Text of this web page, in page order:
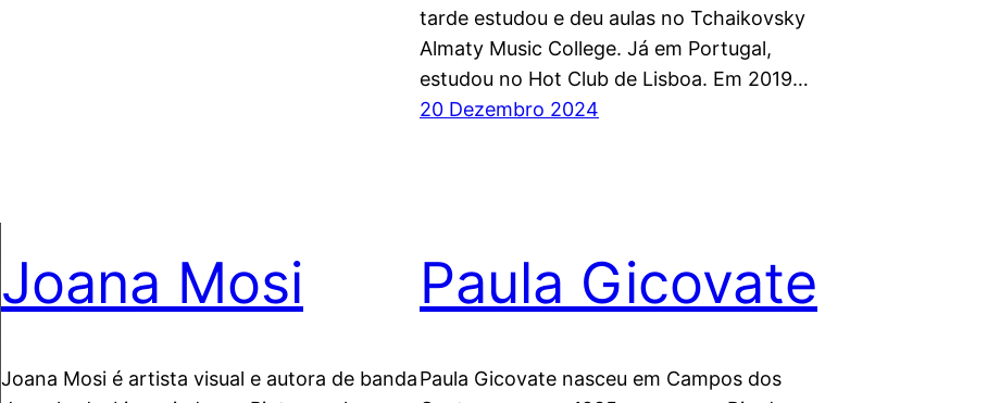
tarde estudou e deu aulas no Tchaikovsky
Almaty Music College. Já em Portugal,
estudou no Hot Club de Lisboa. Em 2019…
20 Dezembro 2024
Joana Mosi
Joana Mosi é artista visual e autora de banda
Paula Gicovate
Paula Gicovate nasceu em Campos dos